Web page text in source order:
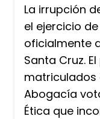
La irrupción
el ejercicio
oficialmente
Santa Cruz.
matriculados
Abogacía
Ética que